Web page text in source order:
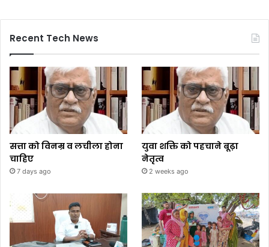
Recent Tech News
सत्ता को विनम्र व लचीला होना
चाहिए
7 days ago
युवा शक्ति को पहचाने बूढ़ा
नेतृत्व
2 weeks ago